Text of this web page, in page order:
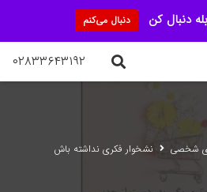
۰۲۸۳۳۶۴۳۱۹۲
شخصی نشخوار فکری نداشته باش
دنبال کن دنبال می‌کنم